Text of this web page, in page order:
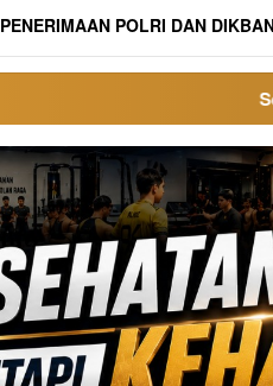
PENERIMAAN POLRI DAN